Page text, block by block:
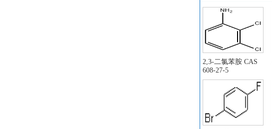
甲基环己烷
苯酚
环己胺
肼基甲酸叔丁酯
苯乙烯
2,2,4-三甲基戊烷
2,3-二氯苯胺 CAS
608-27-5